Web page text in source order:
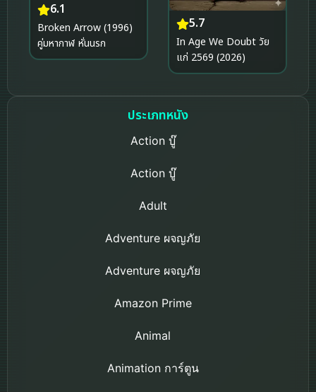
6.1
Broken Arrow (1996)
คู่มหากาฬ หั่นนรก
5.7
In Age We Doubt วัย
แก่ 2569 (2026)
ประเภทหนัง
Action บู๊
Action บู๊
Adult
Adventure ผจญภัย
Adventure ผจญภัย
Amazon Prime
Animal
Animation การ์ตูน